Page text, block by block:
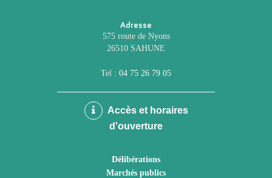
Adresse
575 route de Nyons
26510 SAHUNE
Tel : 04 75 26 79 05
Accès et horaires
d'ouverture
Délibérations
Marchés publics